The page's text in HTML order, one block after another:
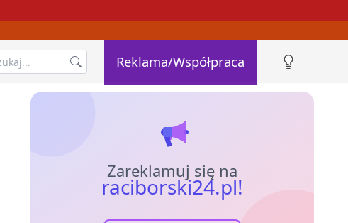
Reklama/Współpraca
Zareklamuj się na
raciborski24.pl!